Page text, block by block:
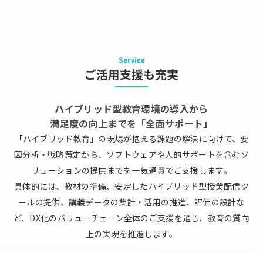
Service
ご活用支援も充実
ハイブリッド型教育環境の導入から
満足度の向上までを「全面サポート」
「ハイブリッド教育」の現場が抱える課題の解決に向けて、要
因分析・戦略策定から、ソフトウェアや人的サポートを含むソ
リューションの提供までを一気通貫でご支援します。
具体的には、教材の準備、安定したハイブリッド型授業配信ツ
ールの提供、講義データの集計・活用の推進、評価の設計な
ど、DX化のバリューチェーン全体のご支援を通じ、教育の質向
上の実現を推進します。